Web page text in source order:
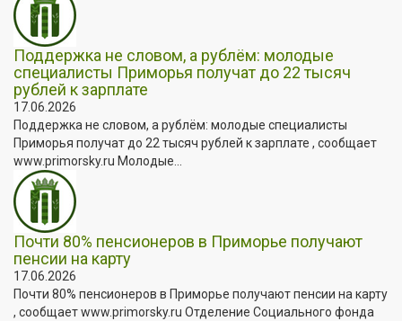
Поддержка не словом, а рублём: молодые
специалисты Приморья получат до 22 тысяч
рублей к зарплате
17.06.2026
Поддержка не словом, а рублём: молодые специалисты
Приморья получат до 22 тысяч рублей к зарплате , сообщает
www.primorsky.ru Молодые...
Почти 80% пенсионеров в Приморье получают
пенсии на карту
17.06.2026
Почти 80% пенсионеров в Приморье получают пенсии на карту
, сообщает www.primorsky.ru Отделение Социального фонда